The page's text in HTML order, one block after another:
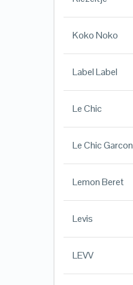
Koko Noko
Label Label
Le Chic
Le Chic Garcon
Lemon Beret
Levis
LEVV